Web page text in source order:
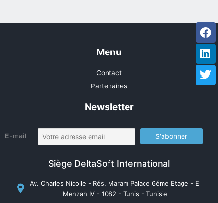
Menu
Contact
Partenaires
Newsletter
E-mail
Siège DeltaSoft International
Av. Charles Nicolle - Rés. Maram Palace 6éme Etage - El
Menzah IV - 1082 - Tunis - Tunisie